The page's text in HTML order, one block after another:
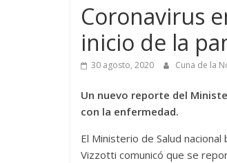
Coronavirus
inicio de la
30 agosto, 2020 Cuna de la
Un nuevo reporte del
con la enfermedad.
El Ministerio de Salud
Vizzotti comunicó que se